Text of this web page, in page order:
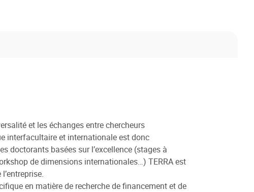
et les échanges entre chercheurs
interfacultaire et internationale est donc
doctorants basées sur l’excellence (stages à
de dimensions internationales…) TERRA est
en matière de recherche de financement et de